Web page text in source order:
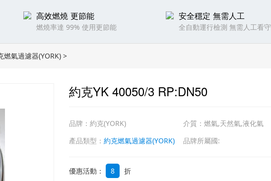
高效燃燒 更節能
燃燒率達 99% 使用更節能
安全穩定 無需人工
全自動運行檢測 無需人工看守
燃氣過濾器(YORK) >
約克YK 40050/3 RP:DN50
品牌：約克(YORK)
介質：燃氣,天然氣,液化氣
產品類型： 約克燃氣過濾器(YORK) 品牌所屬國:
優惠活動： 8 折